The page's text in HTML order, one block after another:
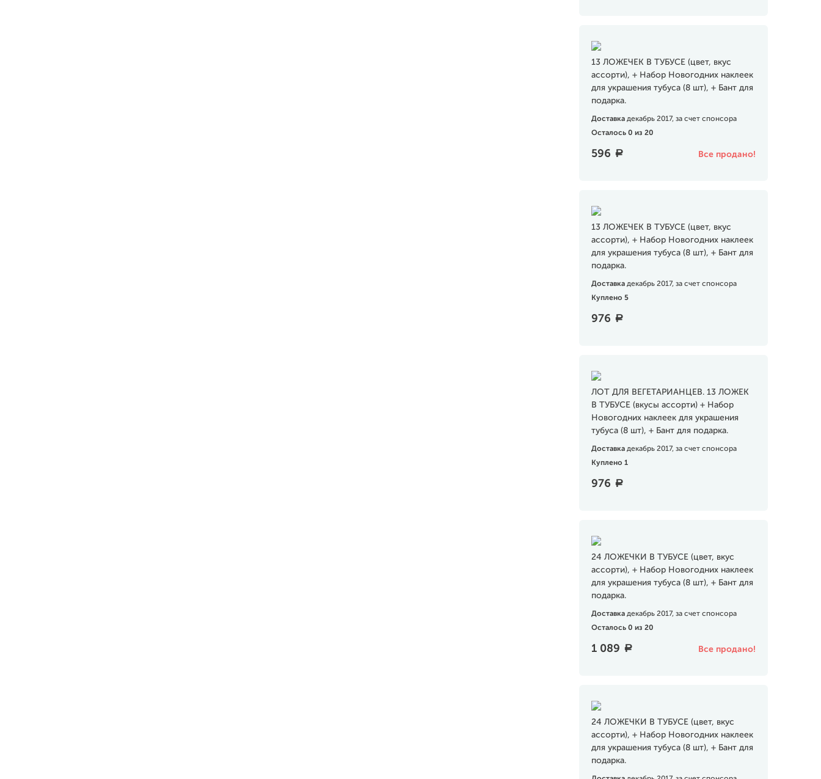
13 ЛОЖЕЧЕК В ТУБУСЕ (цвет, вкус
ассорти), + Набор Новогодних наклеек
для украшения тубуса (8 шт), + Бант для
подарка.
Доставка декабрь 2017, за счет спонсора
Осталось 0 из 20
596 a Все продано!
13 ЛОЖЕЧЕК В ТУБУСЕ (цвет, вкус
ассорти), + Набор Новогодних наклеек
для украшения тубуса (8 шт), + Бант для
подарка.
Доставка декабрь 2017, за счет спонсора
Куплено 5
976 a
ЛОТ ДЛЯ ВЕГЕТАРИАНЦЕВ. 13 ЛОЖЕК
В ТУБУСЕ (вкусы ассорти) + Набор
Новогодних наклеек для украшения
тубуса (8 шт), + Бант для подарка.
Доставка декабрь 2017, за счет спонсора
Куплено 1
976 a
24 ЛОЖЕЧКИ В ТУБУСЕ (цвет, вкус
ассорти), + Набор Новогодних наклеек
для украшения тубуса (8 шт), + Бант для
подарка.
Доставка декабрь 2017, за счет спонсора
Осталось 0 из 20
1 089 a Все продано!
24 ЛОЖЕЧКИ В ТУБУСЕ (цвет, вкус
ассорти), + Набор Новогодних наклеек
для украшения тубуса (8 шт), + Бант для
подарка.